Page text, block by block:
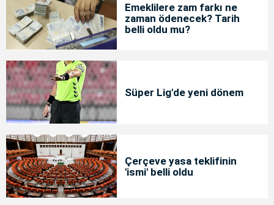
Emeklilere zam farkı ne
zaman ödenecek? Tarih
belli oldu mu?
Süper Lig'de yeni dönem
Çerçeve yasa teklifinin
'ismi' belli oldu